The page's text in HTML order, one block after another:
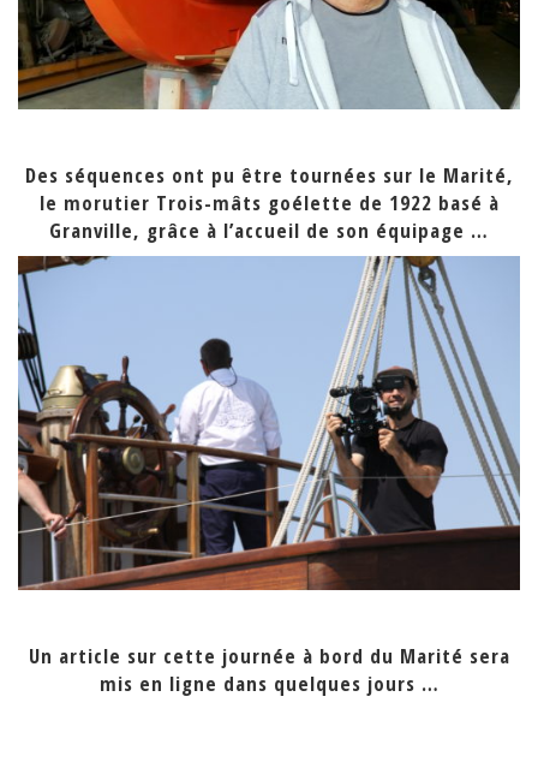
Des séquences ont pu être tournées sur le Marité,
le morutier Trois-mâts goélette de 1922 basé à
Granville, grâce à l’accueil de son équipage …
Un article sur cette journée à bord du Marité sera
mis en ligne dans quelques jours …